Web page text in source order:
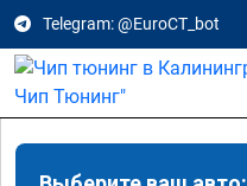
Telegram: @EuroCT_bot